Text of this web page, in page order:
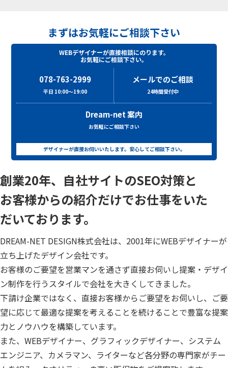
まずはお気軽にご相談下さい
WEBデザイナーが直接相談にのります。
お気軽にご相談下さい。
078-763-2999
平日 10:00～19:00
メールでのご相談
24時間受付中
Dream-net 案内
お気軽にご相談下さい
デザイナーが直接お伺いいたします。安心してご相談下さい。
創業20年、自社サイトのSEO対策と
お客様からの紹介だけでお仕事をいた
だいております。
DREAM-NET DESIGN株式会社は、2001年にWEBデザイナーが
立ち上げたデザイン会社です。
お客様のご要望を営業マンを通さず直接お伺いし提案・デザイ
ン制作を行うスタイルで会社を大きくしてきました。
下請け企業ではなく、直接お客様からご要望をお伺いし、ご要
望に応じて最適な提案を考えることを続けることで豊富な提案
力とノウハウを構築しています。
また、WEBデザイナー、グラフィックデザイナー、システム
エンジニア、カメラマン、ライターなど各分野の専門家がチー